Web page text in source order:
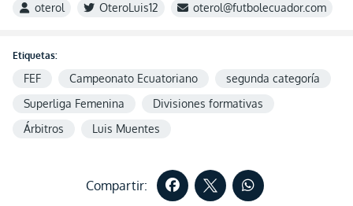
oterol OteroLuis12 oterol@futbolecuador.com
Etiquetas:
FEF Campeonato Ecuatoriano
segunda categoría
Superliga Femenina
Divisiones formativas
Árbitros
Luis Muentes
Compartir: